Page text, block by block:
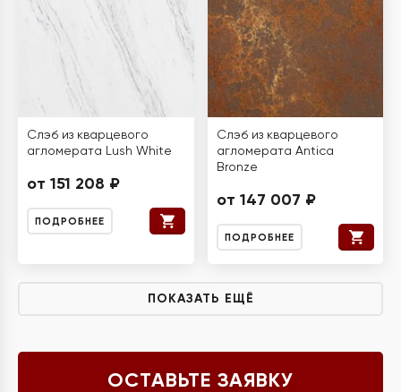
Слэб из кварцевого
агломерата Lush White
от 151 208 ₽
ПОДРОБНЕЕ
Слэб из кварцевого
агломерата Antica
Bronze
от 147 007 ₽
ПОДРОБНЕЕ
ПОКАЗАТЬ ЕЩЁ
ОСТАВЬТЕ ЗАЯВКУ